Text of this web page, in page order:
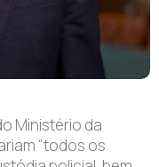
Ministério da
“todos os